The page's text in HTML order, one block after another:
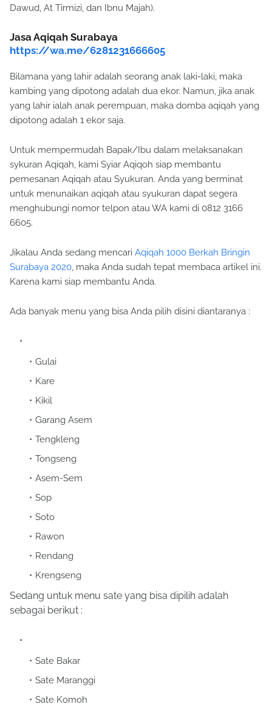
Dawud, At Tirmizi, dan Ibnu Majah).
Jasa Aqiqah Surabaya
https://wa.me/6281231666605
Bilamana yang lahir adalah seorang anak laki-laki, maka
kambing yang dipotong adalah dua ekor. Namun, jika anak
yang lahir ialah anak perempuan, maka domba aqiqah yang
dipotong adalah 1 ekor saja.
Untuk mempermudah Bapak/Ibu dalam melaksanakan
sykuran Aqiqah, kami Syiar Aqiqoh siap membantu
pemesanan Aqiqah atau Syukuran. Anda yang berminat
untuk menunaikan aqiqah atau syukuran dapat segera
menghubungi nomor telpon atau WA kami di 0812 3166
6605.
Jikalau Anda sedang mencari Aqiqah 1000 Berkah Bringin
Surabaya 2020, maka Anda sudah tepat membaca artikel ini.
Karena kami siap membantu Anda.
Ada banyak menu yang bisa Anda pilih disini diantaranya :
Gulai
Kare
Kikil
Garang Asem
Tengkleng
Tongseng
Asem-Sem
Sop
Soto
Rawon
Rendang
Krengseng
Sedang untuk menu sate yang bisa dipilih adalah
sebagai berikut :
Sate Bakar
Sate Maranggi
Sate Komoh